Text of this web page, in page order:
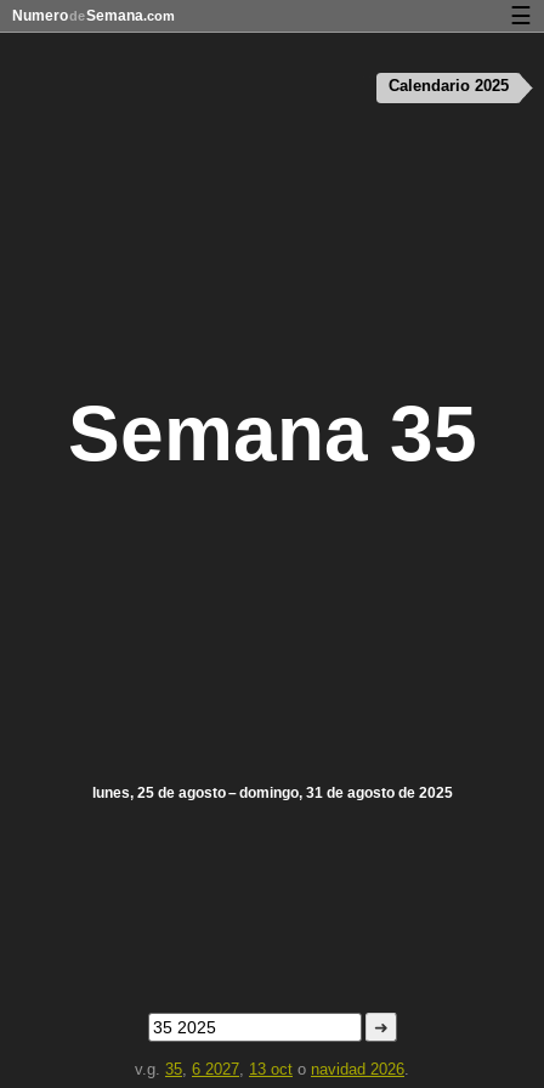
Semana 35
lunes, 25 de agosto – domingo, 31 de agosto de 2025
➜
v.g. 35, 6 2027, 13 oct o navidad 2026.
Calendario 2025
NumerodeSemana.com ☰